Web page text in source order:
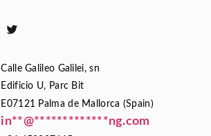
Calle Galileo Galilei, sn
Edificio U, Parc Bit
E07121 Palma de Mallorca (Spain)
in**@*************ng.com